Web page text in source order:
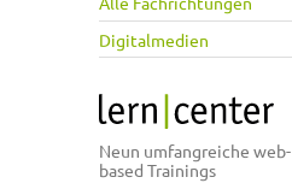
Digitalmedien
Neun umfangreiche web-
based Trainings